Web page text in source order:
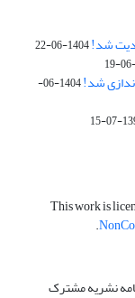
شد!1404-06-22
شد!
1404-06-
This work is
.
نشریه مشترک